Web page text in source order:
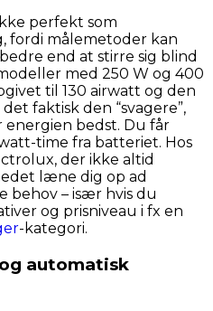
perfekt som
fordi målemetoder kan
end at stirre sig blind
med 250 W og 400
til 130 airwatt og den
faktisk den “svagere”,
bedst. Du får
time fra batteriet. Hos
der ikke altid
læne dig op ad
behov – især hvis du
og prisniveau i fx en
-kategori.
automatisk